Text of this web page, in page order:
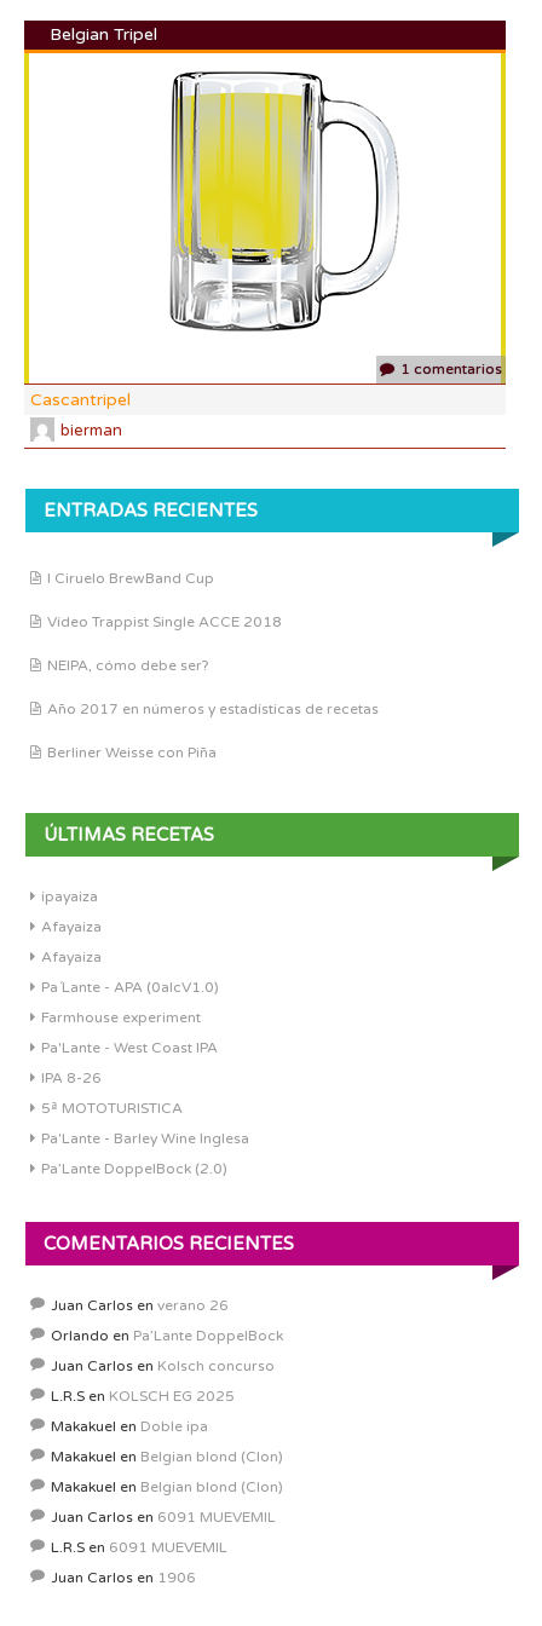
Belgian Tripel
1 comentarios
Cascantripel
bierman
ENTRADAS RECIENTES
I Ciruelo BrewBand Cup
Vídeo Trappist Single ACCE 2018
NEIPA, cómo debe ser?
Año 2017 en números y estadísticas de recetas
Berliner Weisse con Piña
ÚLTIMAS RECETAS
ipayaiza
Afayaiza
Afayaiza
Pa´Lante - APA (0alcV1.0)
Farmhouse experiment
Pa'Lante - West Coast IPA
IPA 8-26
5ª MOTOTURISTICA
Pa'Lante - Barley Wine Inglesa
Pa’Lante DoppelBock (2.0)
COMENTARIOS RECIENTES
Juan Carlos en verano 26
Orlando en Pa’Lante DoppelBock
Juan Carlos en Kolsch concurso
L.R.S en KOLSCH EG 2025
Makakuel en Doble ipa
Makakuel en Belgian blond (Clon)
Makakuel en Belgian blond (Clon)
Juan Carlos en 6091 MUEVEMIL
L.R.S en 6091 MUEVEMIL
Juan Carlos en 1906